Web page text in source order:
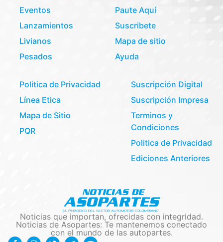
Eventos
Lanzamientos
Livianos
Pesados
Paute Aquí
Suscribete
Mapa de sitio
Ayuda
Politica de Privacidad
Línea Etica
Mapa de Sitio
PQR
Suscripción Digital
Suscripción Impresa
Terminos y
Condiciones
Politica de Privacidad
Ediciones Anteriores
Noticias que importan, ofrecidas con integridad.
Noticias de Asopartes: Te mantenemos conectado
con el mundo de las autopartes.